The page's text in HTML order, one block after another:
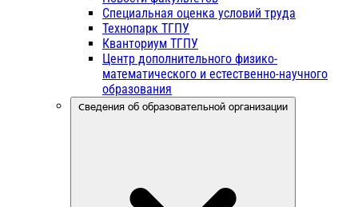
Специальная оценка условий труда
Технопарк ТГПУ
Кванториум ТГПУ
Центр дополнительного физико-
математического и естественно-научного
образования
Сведения об образовательной организации